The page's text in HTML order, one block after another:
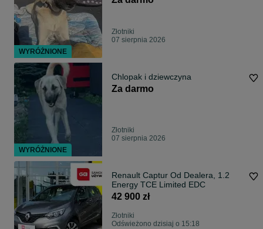
Złotniki
07 sierpnia 2026
Chlopak i dziewczyna
Za darmo
Złotniki
07 sierpnia 2026
Renault Captur Od Dealera, 1.2
Energy TCE Limited EDC
42 900 zł
Złotniki
Odświeżono dzisiaj o 15:18
WYRÓŻNIONE
WYRÓŻNIONE